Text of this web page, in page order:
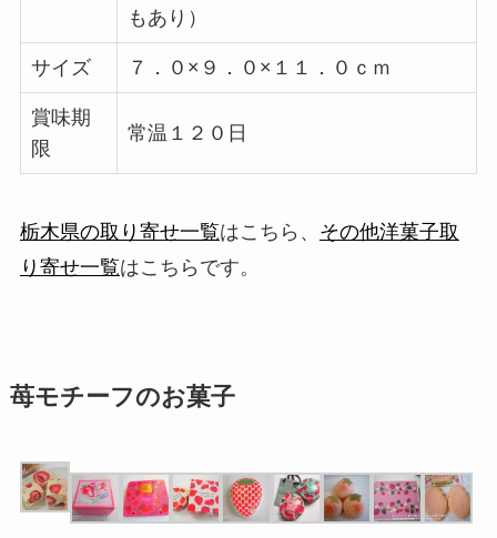
もあり）
サイズ ７．０×９．０×１１．０ｃｍ
賞味期
限
常温１２０日
栃木県の取り寄せ一覧はこちら、 その他洋菓子取
り寄せ一覧はこちらです。
苺モチーフのお菓子